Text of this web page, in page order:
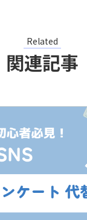
Related
関連記事